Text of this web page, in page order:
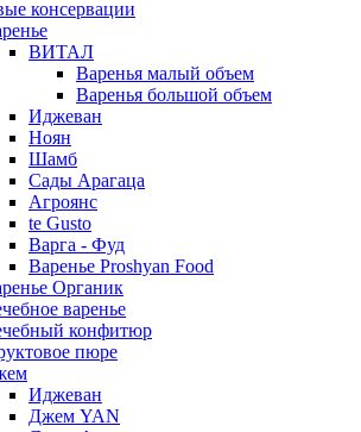
консервации
ВИТАЛ
Варенья малый объем
Варенья большой объем
Иджеван
Ноян
Шамб
Сады Арагаца
Агроянс
te Gusto
Варга - Фуд
Варенье Proshyan Food
Органик
варенье
конфитюр
пюре
Иджеван
Джем YAN